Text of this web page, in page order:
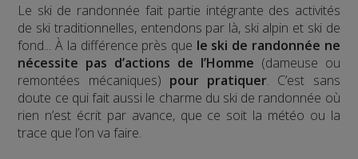
Le ski de randonnée fait partie intégrante des activités
de ski traditionnelles, entendons par là, ski alpin et ski de
fond... À la différence près que le ski de randonnée ne
nécessite pas d’actions de l’Homme (dameuse ou
remontées mécaniques) pour pratiquer. C’est sans
doute ce qui fait aussi le charme du ski de randonnée où
rien n’est écrit par avance, que ce soit la météo ou la
trace que l’on va faire.